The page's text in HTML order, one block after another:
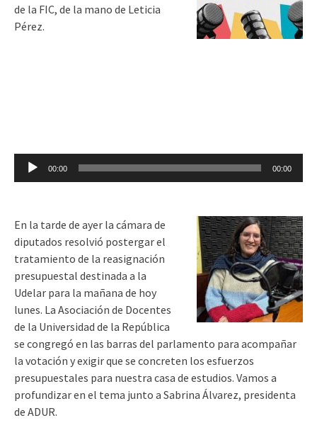
de la FIC, de la mano de Leticia
Pérez.
Reproductor
00:00 00:00
En la tarde de ayer la cámara de
diputados resolvió postergar el
tratamiento de la reasignación
presupuestal destinada a la
Udelar para la mañana de hoy
lunes. La Asociación de Docentes
de la Universidad de la República
se congregó en las barras del parlamento para acompañar
la votación y exigir que se concreten los esfuerzos
presupuestales para nuestra casa de estudios. Vamos a
profundizar en el tema junto a Sabrina Álvarez, presidenta
de ADUR.